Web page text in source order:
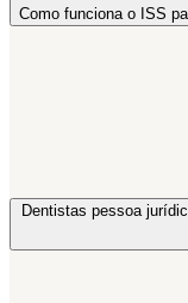
Como funciona o ISS
Dentistas pessoa